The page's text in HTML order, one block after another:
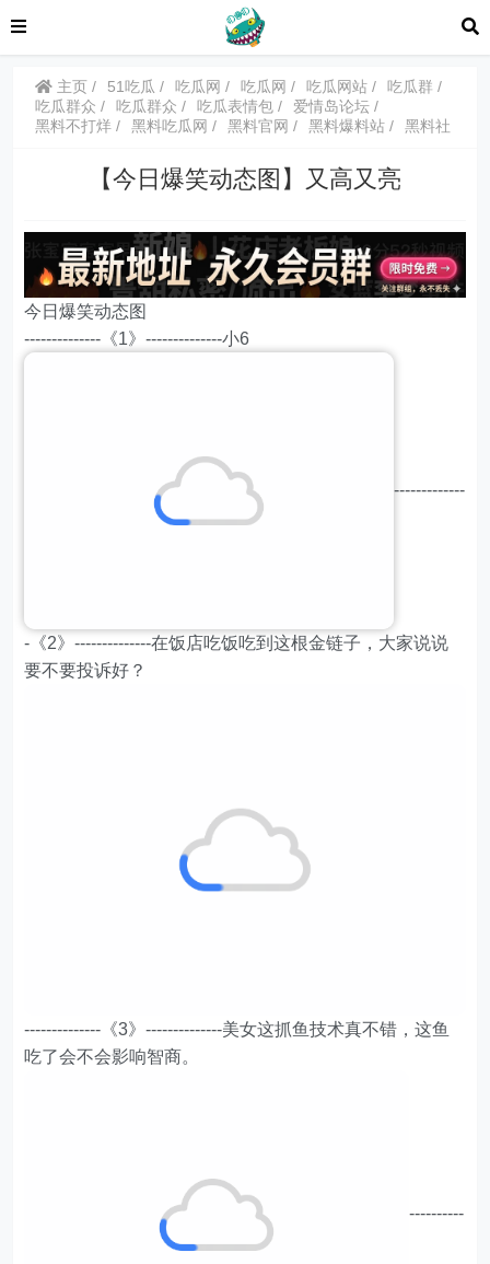
主页 51吃瓜 吃瓜网 吃瓜网 吃瓜网站
吃瓜群
吃瓜群众
吃瓜群众 吃瓜表情包
爱情岛论坛
黑料不打烊
黑料吃瓜网 黑料官网 黑料爆料站 黑料社
【今日爆笑动态图】又高又亮
今日爆笑动态图
--------------《1》--------------小6
-------------
-《2》--------------在饭店吃饭吃到这根金链子，大家说说
要不要投诉好？
--------------《3》--------------美女这抓鱼技术真不错，这鱼
吃了会不会影响智商。
----------